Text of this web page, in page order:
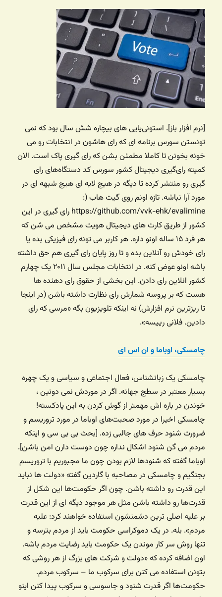
[نرم افزار باز]. استونی‌یایی های بیچاره شش سال بود که نمی
تونستن سورس برنامه ای که رای هاشون در انتخابات رو می
خونه بخونن تا کاملا مطمئن بشن که رای گیری پاک است. الان
کمیته رای‌گیری دیجیتال کشور سورس کد دستگاه‌های رای
گیری رو منتشر کرده تا دیگه در هیچ لایه ای هیچ شبهه ای در
مورد آرا نباشه. تازه اونم روی گیت هاب (:
https://github.com/vvk-ehk/evalimine رای گیری در این
کشور از طریق کارت های دیجیتال هویت مشخص می شن که
هر فرد ۱۵ ساله اونو داره. هر کاربر می تونه رای فیزیکی بده یا
رای خودش رو آنلاین بده و تا روز پایان رای گیری هم حق داشته
باشه اونو عوض کنه. در انتخابات مجلس سال ۲۰۱۱ یک چهارم
کشور انلاین رای دادن. این بخشی از حقوق رای دهنده ها
هست که بر پروسه شمارش رای نظارت داشته باشن (در اینجا
تا ریزترین نرم افزارش) نه اینکه تلویزیون بگه «مرسی که رای
دادین. فلانی رییسه».
چامسکی، اوباما و ان اس ای
چامسکی یک زبانشناس، فعال اجتماعی و سیاسی و یک چهره
بسیار معتبر در سطج جهانه. اگر در موردش نمی دونین ،
خوندن در باره اش مهمتر از گوش کردن به این پادکسته!
چامسکی اخیرا در مورد صحبت‌های اوباما در مورد تروریسم و
ضرورت شنود حرف های جالبی زده. [بحث بی بی سی و اینکه
مردم می گن شنود اشکال نداره چون دوست دارن امن باشن].
اوباما گفته که شنودها لازم بودن چون ما مجبوریم با تروریسم
بجنگیم و چامسکی در مصاحبه با گاردین گفته «دولت ها نباید
این قدرت رو داشته باشن. چون اگر حکومت‌ها این شکل از
قدرت‌ها رو داشته باشن مثل هر موجود دیگه ای از این قدرت
بر علیه اصلی ترین دشمنشون استفاده خواهند کرد: علیه
مردم». بله. در یک دموکراسی حکومت باید از مردم بترسه و
تنها روش سر کار موندن یک حکومت باید رضایت مردم باشه.
اون اضافه کرده که «دولت و شرکت های بزرگ از هر روشی که
بتونن استفاده می کنن برای سرکوب ما – سرکوب مردم.
حکومت‌ها اگر قدرت شنود و جاسوسی و سرکوب پیدا کنن اینو